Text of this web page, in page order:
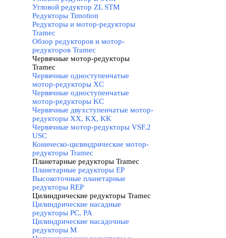
Угловой редуктор ZL STM
Редукторы Timotion
Редукторы и мотор-редукторы
Tramec
Обзор редукторов и мотор-
редукторов Tramec
Червячные мотор-редукторы
Tramec
Червячные одноступенчатые
мотор-редукторы XC
Червячные одноступенчатые
мотор-редукторы KC
Червячные двухступенчатые мотор-
редукторы XX, KX, KK
Червячные мотор-редукторы VSF.2
USC
Коническо-цилиндрические мотор-
редукторы Tramec
Планетарные редукторы Tramec
Планетарные редукторы EP
Высокоточные планетарные
редукторы REP
Цилиндрические редукторы Tramec
Цилиндрические насадные
редукторы PC, PA
Цилиндрические насадочные
редукторы M